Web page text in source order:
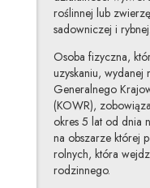
roślinnej lub
sadowniczej i rybnej.
Osoba fizyczna,
uzyskaniu, wydanej
Generalnego
(KOWR),
okres 5 lat od dnia
na obszarze której
rolnych, która
rodzinnego.